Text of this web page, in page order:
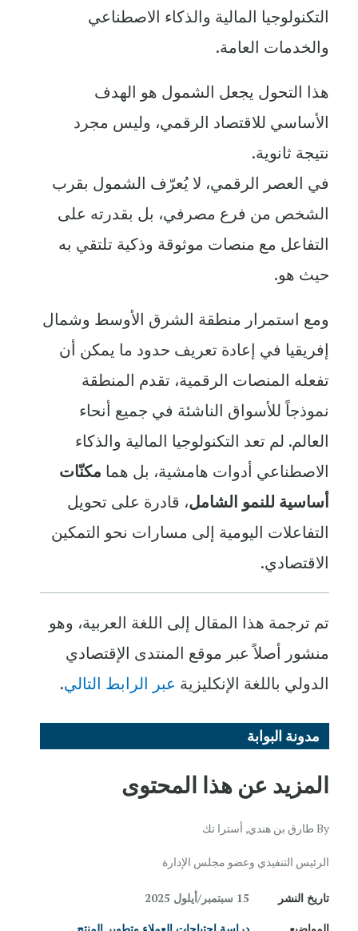
التكنولوجيا المالية والذكاء الاصطناعي
والخدمات العامة.
هذا التحول يجعل الشمول هو الهدف
الأساسي للاقتصاد الرقمي، وليس مجرد
نتيجة ثانوية.
في العصر الرقمي، لا يُعرّف الشمول بقرب
الشخص من فرع مصرفي، بل بقدرته على
التفاعل مع منصات موثوقة وذكية تلتقي به
حيث هو.
ومع استمرار منطقة الشرق الأوسط وشمال
إفريقيا في إعادة تعريف حدود ما يمكن أن
تفعله المنصات الرقمية، تقدم المنطقة
نموذجاً للأسواق الناشئة في جميع أنحاء
العالم. لم تعد التكنولوجيا المالية والذكاء
الاصطناعي أدوات هامشية، بل همامكنّات
أساسية للنمو الشامل، قادرة على تحويل
التفاعلات اليومية إلى مسارات نحو التمكين
الاقتصادي.
تم ترجمة هذا المقال إلى اللغة العربية، وهو
منشور أصلاً عبر موقع المنتدى الإقتصادي
الدولي باللغة الإنكليزيةعبر الرابط التالي.
مدونة البوابة
المزيد عن هذا المحتوى
By طارق بن هندي, أسترا تك
الرئيس التنفيذي وعضو مجلس الإدارة
تاريخ النشر
15 سبتمبر/أيلول 2025